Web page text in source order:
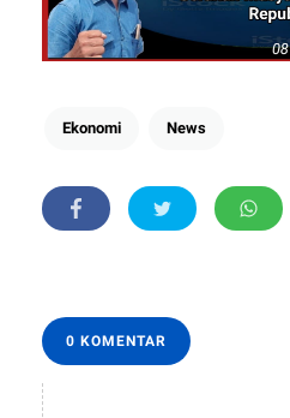
Ekonomi News
0 KOMENTAR